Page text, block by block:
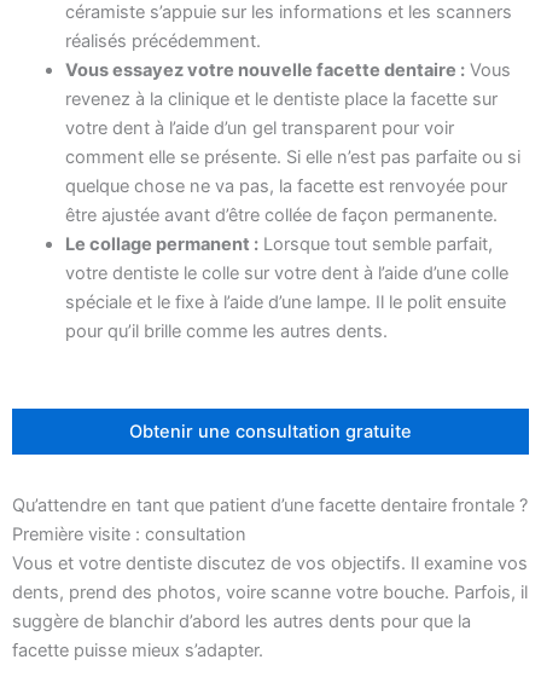
céramiste s’appuie sur les informations et les scanners
réalisés précédemment.
Vous essayez votre nouvelle facette dentaire :Vous
revenez à la clinique et le dentiste place la facette sur
votre dent à l’aide d’un gel transparent pour voir
comment elle se présente. Si elle n’est pas parfaite ou si
quelque chose ne va pas, la facette est renvoyée pour
être ajustée avant d’être collée de façon permanente.
Le collage permanent :Lorsque tout semble parfait,
votre dentiste le colle sur votre dent à l’aide d’une colle
spéciale et le fixe à l’aide d’une lampe. Il le polit ensuite
pour qu’il brille comme les autres dents.
Obtenir une consultation gratuite
Qu’attendre en tant que patient d’une facette dentaire frontale ?
Première visite : consultation
Vous et votre dentiste discutez de vos objectifs. Il examine vos
dents, prend des photos, voire scanne votre bouche. Parfois, il
suggère de blanchir d’abord les autres dents pour que la
facette puisse mieux s’adapter.